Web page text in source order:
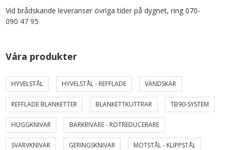
Vid brådskande leveranser övriga tider på dygnet, ring 070-
090 47 95
Våra produkter
HYVELSTÅL HYVELSTÅL - REFFLADE VÄNDSKÄR
REFFLADE BLANKETTER BLANKETTKUTTRAR TB90-SYSTEM
HUGGKNIVAR BARKRIVARE - ROTREDUCERARE
SVARVKNIVAR GERINGSKNIVAR MOTSTÅL - KLIPPSTÅL